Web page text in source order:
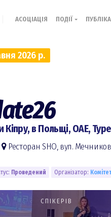
АСОЦІАЦІЯ ПОДІЇ
2026 р.
в Польщі, ОАЕ,
Ресторан SHO, вул.
Проведений Організатор:
СПІКЕРІВ